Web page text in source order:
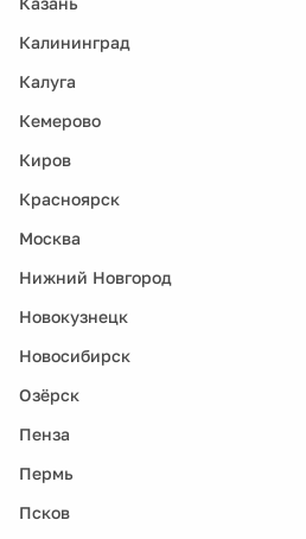
Калининград
Калуга
Кемерово
Киров
Красноярск
Москва
Нижний Новгород
Новокузнецк
Новосибирск
Озёрск
Пенза
Пермь
Псков